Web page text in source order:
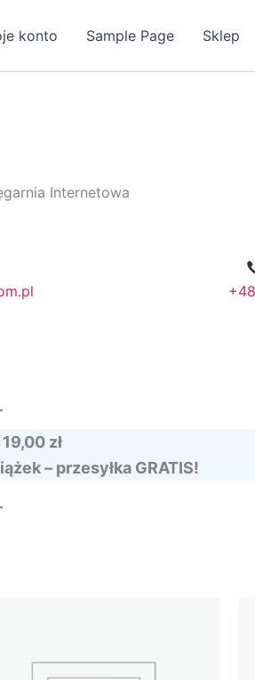
konto Sample Page Sklep
Internetowa
zł
– przesyłka GRATIS!